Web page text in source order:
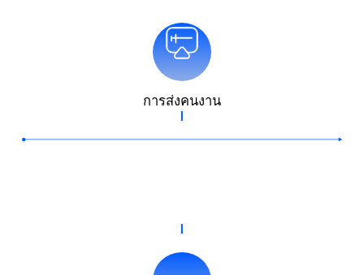
การส่งคนงาน